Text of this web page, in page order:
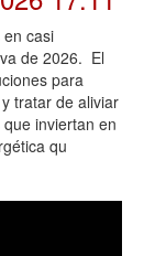
casi
de 2026. El
para
tratar de aliviar
inviertan en
qu